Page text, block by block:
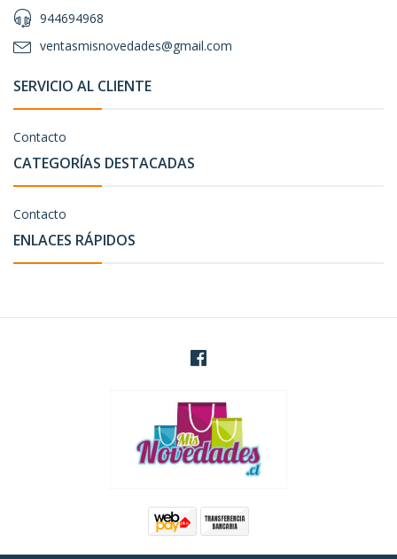
944694968
ventasmisnovedades@gmail.com
SERVICIO AL CLIENTE
Contacto
CATEGORÍAS DESTACADAS
Contacto
ENLACES RÁPIDOS